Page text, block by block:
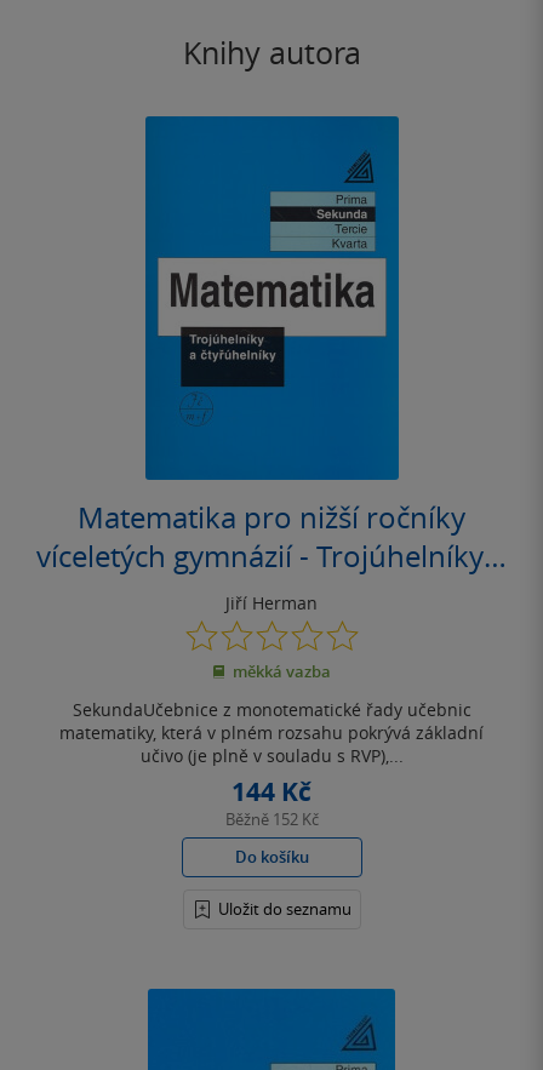
Knihy autora
Matematika pro nižší ročníky
víceletých gymnázií - Trojúhelníky a
čtyřúhelníky
Jiří Herman
0.0
z
5
měkká vazba
SekundaUčebnice z monotematické řady učebnic
matematiky, která v plném rozsahu pokrývá základní
učivo (je plně v souladu s RVP),...
144 Kč
Běžně 152 Kč
Do košíku
Uložit do seznamu